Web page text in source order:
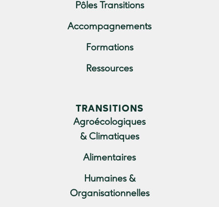
Mutualiser entre magasins de
magasins de producteurs en Luberon
ADOPTAE
RADIO FOURRAGES
ACSA#2
Pôles Transitions
Accompagnements
Formations
Ressources
TRANSITIONS
Agroécologiques
& Climatiques
Alimentaires
Humaines &
Organisationnelles